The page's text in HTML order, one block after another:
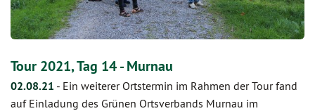
Tour 2021, Tag 14 - Murnau
02.08.21 - Ein weiterer Ortstermin im Rahmen der Tour fand
auf Einladung des Grünen Ortsverbands Murnau im